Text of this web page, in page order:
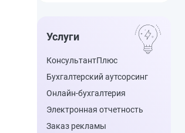
Услуги
КонсультантПлюс
Бухгалтерский аутсорсинг
Онлайн-бухгалтерия
Электронная отчетность
Заказ рекламы